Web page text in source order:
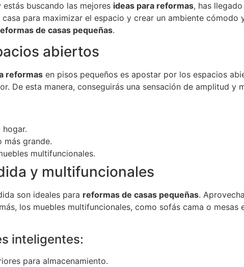
buscando las mejores ideas para reformas, has
para maximizar el espacio y crear un ambiente cómodo
de casas pequeñas.
abiertos
reformas en pisos pequeños es apostar por los espacios
De esta manera, conseguirás una sensación de amplitud y
hogar.
más grande.
multifuncionales.
y multifuncionales
son ideales para reformas de casas pequeñas.
los muebles multifuncionales, como sofás cama o
inteligentes:
para almacenamiento.